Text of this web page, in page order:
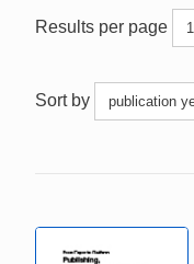
Results per page
Sort by